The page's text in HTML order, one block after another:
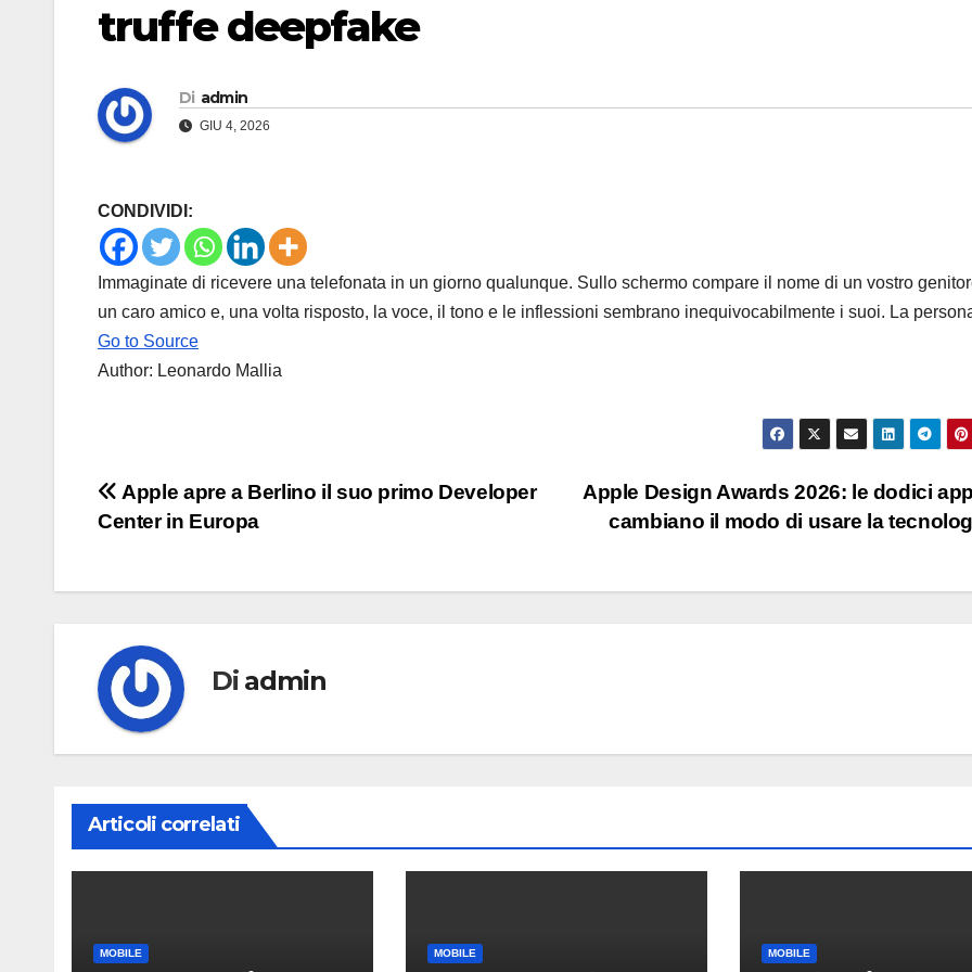
truffe deepfake
Di admin
GIU 4, 2026
CONDIVIDI:
Immaginate di ricevere una telefonata in un giorno qualunque. Sullo schermo compare il nome di un vostro
un caro amico e, una volta risposto, la voce, il tono e le inflessioni sembrano inequivocabilmente i suoi. La
Go to Source
Author: Leonardo Mallia
Navigazione
Apple Design Awards 2026: le dodici
cambiano il modo di usare la
Apple apre a Berlino il suo primo Developer
Center in Europa
Di admin
Articoli correlati
MOBILE MOBILE MOBILE
scelta